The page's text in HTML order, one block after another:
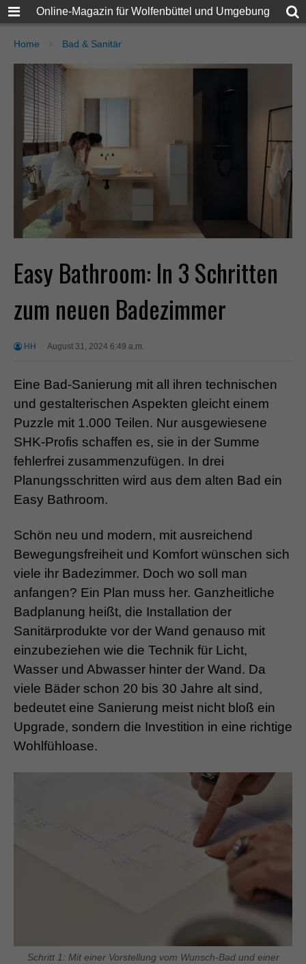
Online-Magazin für Wolfenbüttel und Umgebung
Home Bad & Sanitär
Easy Bathroom: In 3 Schritten
zum neuen Badezimmer
HH August 31, 2024 6:49 a.m.
Eine Bad-Sanierung mit all ihren technischen
und gestalterischen Aspekten gleicht einem
Puzzle mit 1.000 Teilen. Nur ausgewiesene
SHK-Profis schaffen es, sie in der Summe
fehlerfrei zusammenzufügen. In drei
Planungsschritten wird aus dem alten Bad ein
Easy Bathroom.
Schön neu und modern, mit ausreichend
Bewegungsfreiheit und Komfort wünschen sich
viele ihr Badezimmer. Doch wo soll man
anfangen? Ein Plan muss her. Ganzheitliche
Badplanung heißt, die Installation der
Sanitärprodukte vor der Wand genauso mit
einzubeziehen wie die Technik für Licht,
Wasser und Abwasser hinter der Wand. Da
viele Bäder schon 20 bis 30 Jahre alt sind,
bedeutet eine Sanierung meist nicht bloß ein
Upgrade, sondern die Investition in eine richtige
Wohlfühloase.
Schritt 1: Mit einer Vorstellung vom Wunsch-Bad und einer